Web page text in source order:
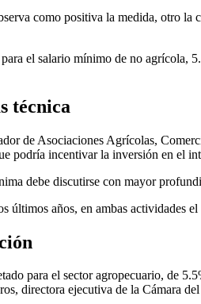
como positiva la medida, otro
el salario mínimo de no agrícola,
técnica
de Asociaciones Agrícolas,
podría incentivar la inversión en el
debe discutirse con mayor
últimos años, en ambas actividades
para el sector agropecuario, de
directora ejecutiva de la Cámara